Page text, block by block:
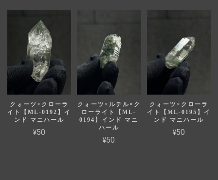
クォーツ×クローラ
イト【ML-0192】イ
ンド マニハール
¥50
クォーツ×ルチル×ク
ローライト【ML-
0194】インド マニ
ハール
¥50
クォーツ×クローラ
イト【ML-0195】イ
ンド マニハール
¥50